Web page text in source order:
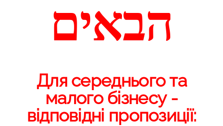
הבאים
Для середнього та
малого бізнесу -
відповідні пропозиції: